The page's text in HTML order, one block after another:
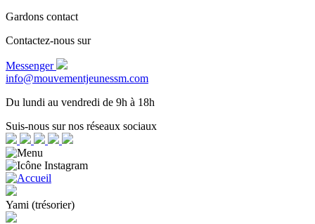
Gardons contact
Contactez-nous sur
Messenger
info@mouvementjeunessm.com
Du lundi au vendredi de 9h à 18h
Suis-nous sur nos réseaux sociaux
Yami (trésorier)